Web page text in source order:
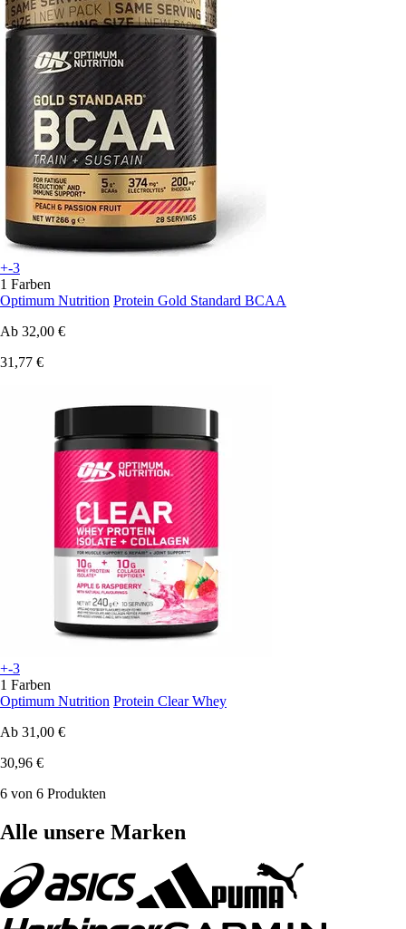
+-3
1 Farben
Optimum Nutrition Protein Gold Standard BCAA
Ab 32,00 €
31,77 €
+-3
1 Farben
Optimum Nutrition Protein Clear Whey
Ab 31,00 €
30,96 €
6 von 6 Produkten
Alle unsere Marken